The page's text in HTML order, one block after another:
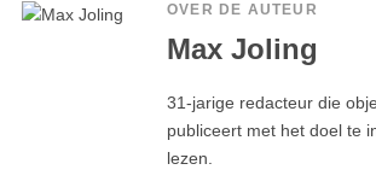
OVER DE AUTEUR
Max Joling
31-jarige redacteur die
publiceert met het doel te
lezen.